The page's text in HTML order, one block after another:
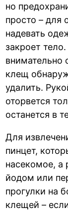
но
просто – для
надевать
закроет
внимательно
клещ
удалить.
оторвется
останется в
Для
пинцет,
насекомое, а
йодом или
прогулки на
клещей –